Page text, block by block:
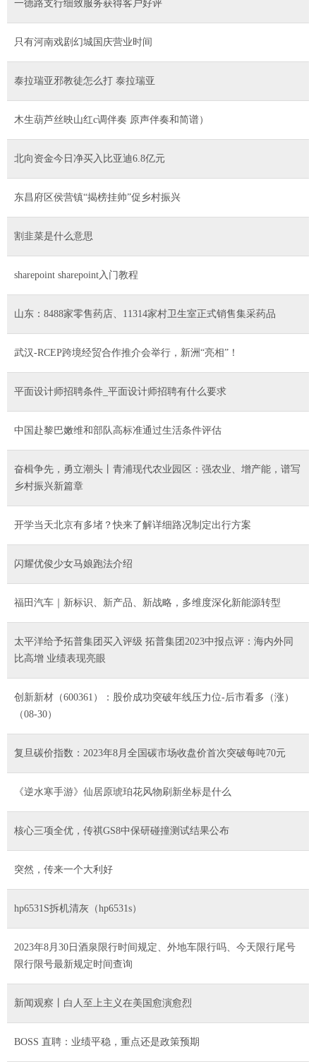
一德路支行细致服务获得客户好评
只有河南戏剧幻城国庆营业时间
泰拉瑞亚邪教徒怎么打 泰拉瑞亚
木生葫芦丝映山红c调伴奏 原声伴奏和简谱）
北向资金今日净买入比亚迪6.8亿元
东昌府区侯营镇“揭榜挂帅”促乡村振兴
割韭菜是什么意思
sharepoint sharepoint入门教程
山东：8488家零售药店、11314家村卫生室正式销售集采药品
武汉-RCEP跨境经贸合作推介会举行，新洲“亮相”！
平面设计师招聘条件_平面设计师招聘有什么要求
中国赴黎巴嫩维和部队高标准通过生活条件评估
奋楫争先，勇立潮头丨青浦现代农业园区：强农业、增产能，谱写
乡村振兴新篇章
开学当天北京有多堵？快来了解详细路况制定出行方案
闪耀优俊少女马娘跑法介绍
福田汽车｜新标识、新产品、新战略，多维度深化新能源转型
太平洋给予拓普集团买入评级 拓普集团2023中报点评：海内外同
比高增 业绩表现亮眼
创新新材（600361）：股价成功突破年线压力位-后市看多（涨）
（08-30）
复旦碳价指数：2023年8月全国碳市场收盘价首次突破每吨70元
《逆水寒手游》仙居原琥珀花风物刷新坐标是什么
核心三项全优，传祺GS8中保研碰撞测试结果公布
突然，传来一个大利好
hp6531S拆机清灰（hp6531s）
2023年8月30日酒泉限行时间规定、外地车限行吗、今天限行尾号
限行限号最新规定时间查询
新闻观察丨白人至上主义在美国愈演愈烈
BOSS 直聘：业绩平稳，重点还是政策预期